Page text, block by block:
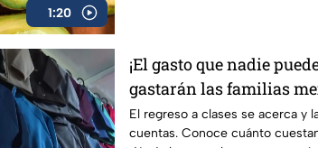
1:20
¡El gasto que nadie
gastarán las familias
regreso a clases 2026
El regreso a clases se acerca y
cuentas. Conoce cuánto